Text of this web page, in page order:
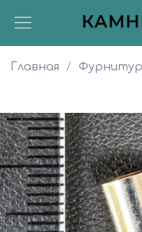
Главная